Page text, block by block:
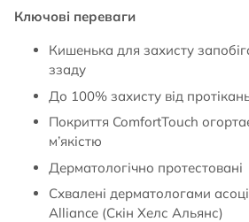
Ключові переваги
Кишенька для захисту
ззаду
До 100% захисту від
Покриття ComfortTouch
м’якістю
Дерматологічно протестовані
Схвалені дерматологами
Alliance (Скін Хелс Альянс)